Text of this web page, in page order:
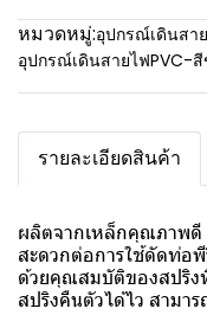
หมวดหมู่:อุปกรณ์เดินสา
อุปกรณ์เดินสายไฟPVC-
รายละเอียดสินค้า
ผลิตจากเหล็กคุณภาพดี
สะดวกต่อการใช้ดัดท่อ
ด้วยคุณสมบัติของสปริง
สปริงคืนตัวได้ไว สามา